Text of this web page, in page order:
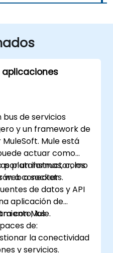
aplicaciones
bus de servicios
y un framework de
Mule está
actuar como
plataformas, como
web o sockets.
por un instructor, los
a conectar
de datos y API
aplicación de
con Mule.
los
de:
la conectividad
y servicios.